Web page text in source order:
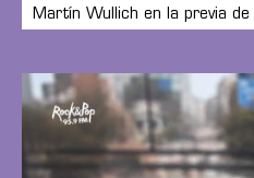
Martín Wullich en la previa de